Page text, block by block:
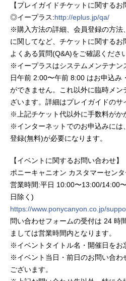
【プレイガイドチケットに関するお
◎イープラス:http://eplus.jp/qa/
※購入方法の詳細、会員登録の方法
に関してなど、チケットに関する
よくある質問(Q&A)をご確認くださ
※イープラスはシステムメンテナン
日午前 2:00〜午前 8:00 はお申込み
ができません。これ以外に臨時メ
ざいます。詳細はプレイガイドのサ
※上記チケット代以外に手数料がか
※インターネットでのお申込みには
登録(無料)が必要になります。
【イベントに関するお問い合わせ】
ポニーキャニオン カスタマーセンタ
営業時間:平日 10:00〜13:00/14:00
日除く)
https://www.ponycanyon.co.jp/
問い合わせフォームの受付は 24 時
ましては営業時間内となります。
※イベントタイトル名・開催日をお
※イベント当日・前日のお問い合わ
ございます。